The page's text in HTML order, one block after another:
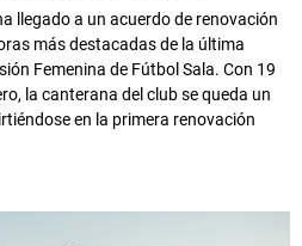
llegado a un acuerdo de renovación
más destacadas de la última
Femenina de Fútbol Sala. Con 19
la canterana del club se queda un
en la primera renovación